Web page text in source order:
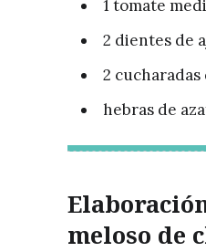
1 tomate
2 dientes de
2
hebras de
meloso de